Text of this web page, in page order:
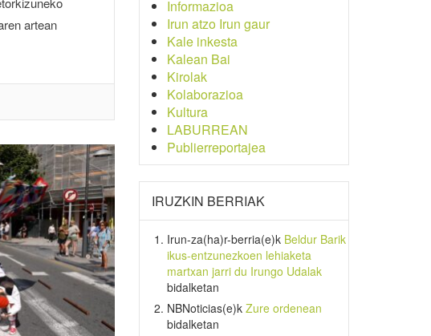
artean
Informazioa
Irun atzo Irun gaur
Kale inkesta
Kalean Bai
Kirolak
Kolaborazioa
Kultura
LABURREAN
Publierreportajea
IRUZKIN BERRIAK
Irun-za(ha)r-berria(e)k Beldur Barik
ikus-entzunezkoen lehiaketa
martxan jarri du Irungo Udalak
bidalketan
NBNoticias(e)k Zure ordenean
bidalketan